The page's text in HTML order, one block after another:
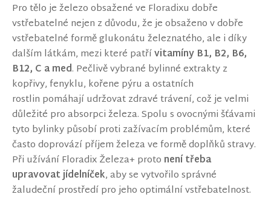
Pro tělo je železo obsažené ve Floradixu dobře
vstřebatelné nejen z důvodu, že je obsaženo v dobře
vstřebatelné formě glukonátu železnatého, ale i díky
dalším látkám, mezi které patřívitamíny B1, B2, B6,
B12, C a med. Pečlivě vybrané bylinné extrakty z
kopřivy, fenyklu, kořene pýru a ostatních
rostlin pomáhají udržovat zdravé trávení, což je velmi
důležité pro absorpci železa. Spolu s ovocnými šťávami
tyto bylinky působí proti zažívacím problémům, které
často doprovází příjem železa ve formě doplňků stravy.
Při užívání Floradix Železa+ proto není třeba
upravovat jídelníček, aby se vytvořilo správné
žaludeční prostředí pro jeho optimální vstřebatelnost.